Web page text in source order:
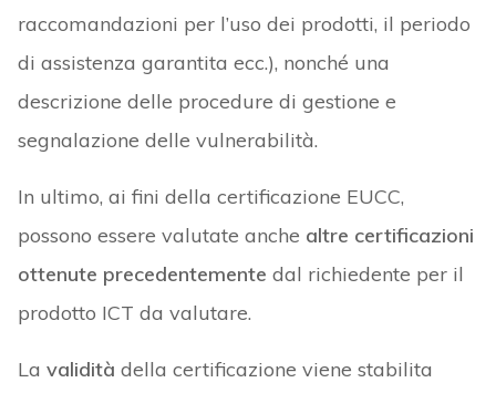
raccomandazioni per l’uso dei prodotti, il periodo
di assistenza garantita ecc.), nonché una
descrizione delle procedure di gestione e
segnalazione delle vulnerabilità.
In ultimo, ai fini della certificazione EUCC,
possono essere valutate anche altre certificazioni
ottenute precedentemente dal richiedente per il
prodotto ICT da valutare.
La validità della certificazione viene stabilita